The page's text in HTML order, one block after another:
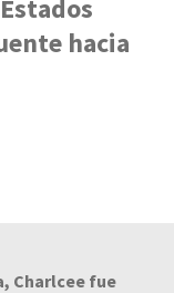
hacia
Charlcee fue